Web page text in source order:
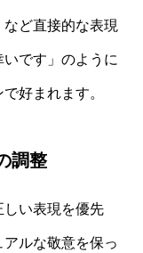
ど直接的な表現
です」のように
好まれます。
調整
い表現を優先
ルな敬意を保っ